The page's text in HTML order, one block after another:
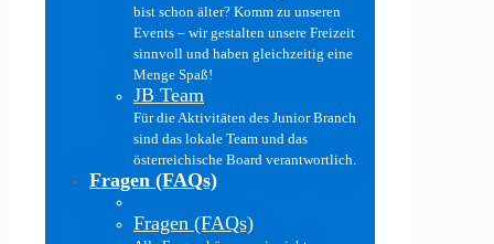
bist schon älter? Komm zu unseren
Events – wir gestalten unsere Freizeit
sinnvoll und haben gleichzeitig eine
Menge Spaß!
JB Team
Für die Aktivitäten des Junior Branch
sind das lokale Team und das
österreichische Board verantwortlich.
Fragen (FAQs)
Fragen (FAQs)